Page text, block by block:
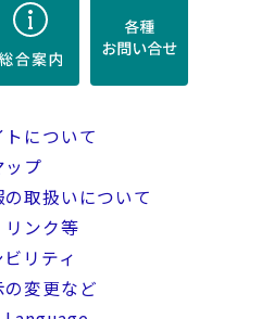
トについて
ップ
取扱いについて
リンク等
リティ
変更など